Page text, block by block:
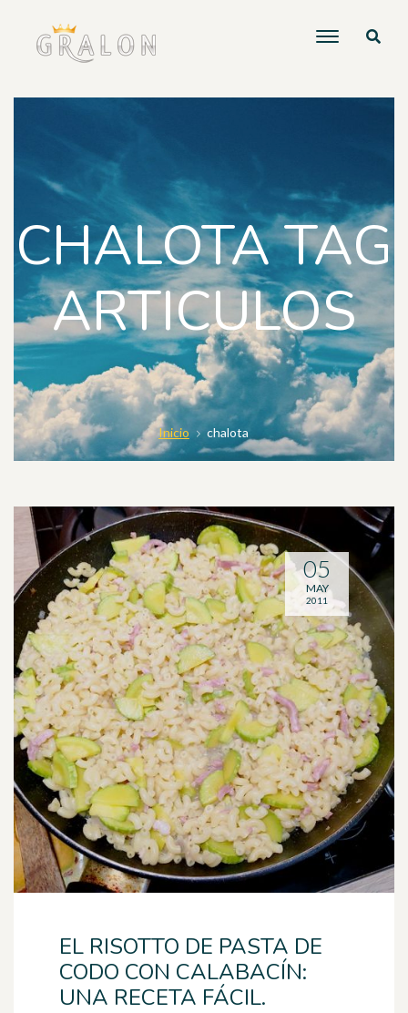
CHALOTA TAG
ARTICULOS
Inicio chalota
EL RISOTTO DE PASTA DE
CODO CON CALABACÍN:
UNA RECETA FÁCIL.
05
MAY
2011